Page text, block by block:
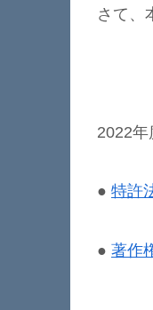
さて、
2022年
● 特許
● 著作